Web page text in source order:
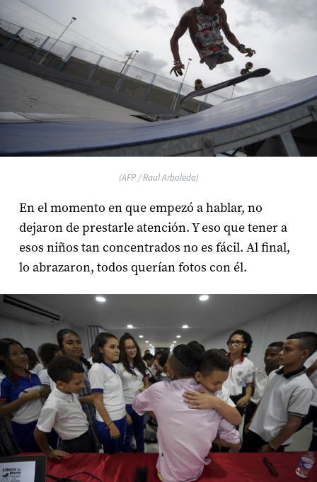
(AFP / Raul Arboleda)
En el momento en que empezó a hablar, no
dejaron de prestarle atención. Y eso que tener a
esos niños tan concentrados no es fácil. Al final,
lo abrazaron, todos querían fotos con él.